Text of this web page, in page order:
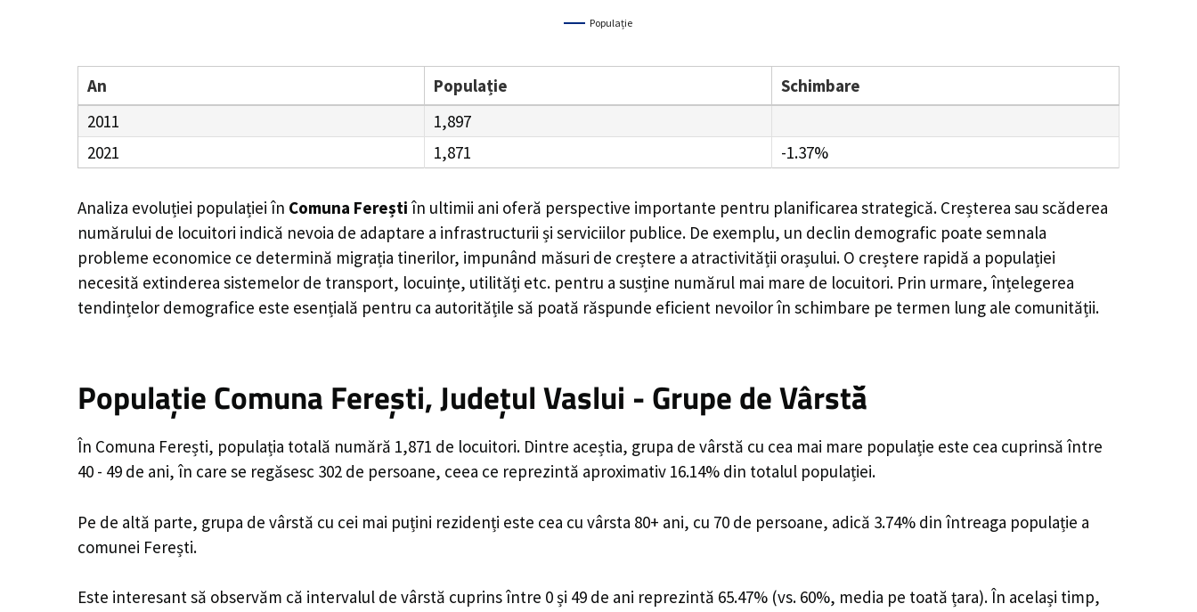
Populație
An Populație
Schimbare
2011
1,897
2021
1,871 -1.37%
Analiza evoluției populației în Comuna Ferești în ultimii ani oferă perspective importante pentru planificarea strategică. Creșterea sau scăderea
numărului de locuitori indică nevoia de adaptare a infrastructurii și serviciilor publice. De exemplu, un declin demografic poate semnala
probleme economice ce determină migrația tinerilor, impunând măsuri de creștere a atractivității orașului. O creștere rapidă a populației
necesită extinderea sistemelor de transport, locuințe, utilități etc. pentru a susține numărul mai mare de locuitori. Prin urmare, înțelegerea
tendințelor demografice este esențială pentru ca autoritățile să poată răspunde eficient nevoilor în schimbare pe termen lung ale comunității.
Populație Comuna Ferești, Județul Vaslui - Grupe de Vârstă
În Comuna Ferești, populația totală numără 1,871 de locuitori. Dintre aceștia, grupa de vârstă cu cea mai mare populație este cea cuprinsă între
40 - 49 de ani, în care se regăsesc 302 de persoane, ceea ce reprezintă aproximativ 16.14% din totalul populației.
Pe de altă parte, grupa de vârstă cu cei mai puțini rezidenți este cea cu vârsta 80+ ani, cu 70 de persoane, adică 3.74% din întreaga populație a
comunei Ferești.
Este interesant să observăm că intervalul de vârstă cuprins între 0 și 49 de ani reprezintă 65.47% (vs. 60%, media pe toată țara). În același timp,